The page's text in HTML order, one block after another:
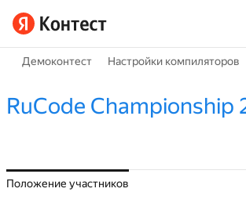
Демоконтест Настройки компиляторов
RuCode Championship
Положение участников